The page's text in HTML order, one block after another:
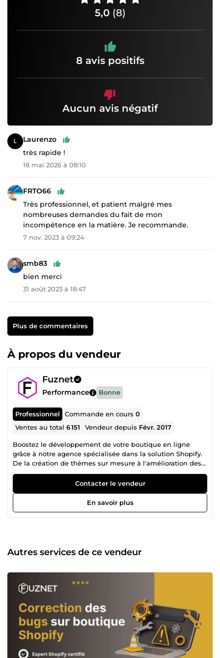
5,0 (8)
8 avis positifs
Aucun avis négatif
Laurenzo
très rapide !
18 mai 2026 à 08:10
FRTO66
Très professionnel, et patient malgré mes
nombreuses demandes du fait de mon
incompétence en la matière. Je recommande.
7 nov. 2023 à 09:24
smb83
bien merci
31 août 2023 à 18:47
Plus de commentaires
À propos du vendeur
Fuznet
Performance Bonne
Professionnel Commande en cours0
Ventes au total6 151 Vendeur depuis Févr. 2017
Boostez le développement de votre boutique en ligne
grâce à notre agence spécialisée dans la solution Shopify.
De la création de thèmes sur mesure à l'amélioration des
performances, nous vous accompagnons pour développer
votre activité sur le marché français. Explorez nos services
dès aujourd'hui et profitez d'une expérience Shopify
Contacter le vendeur
En savoir plus
Autres services de ce vendeur